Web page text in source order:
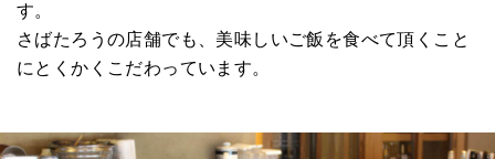
す。
さばたろうの店舗でも、美味しいご飯を食べて頂くこと
にとくかくこだわっています。